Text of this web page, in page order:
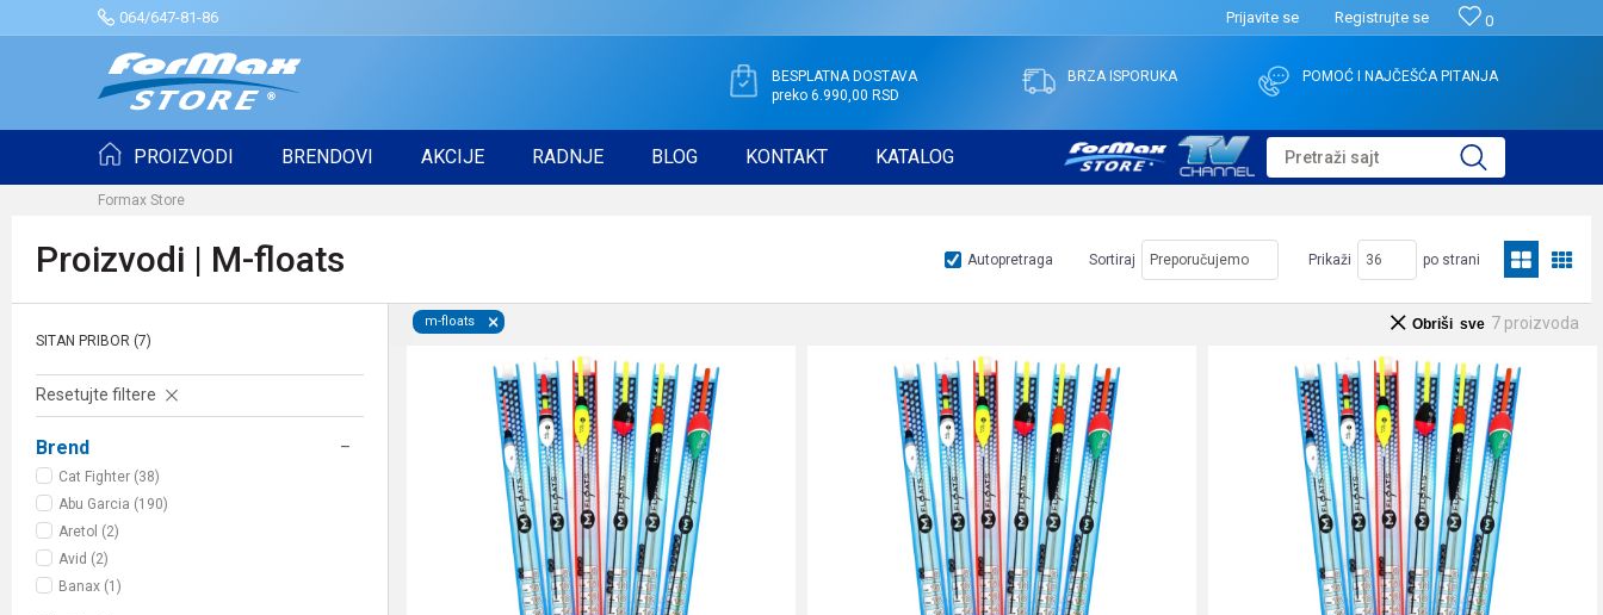
064/647-81-86 0
Prijavite se Registrujte se
BESPLATNA DOSTAVA
preko 6.990,00 RSD
BRZA ISPORUKA POMOĆ I NAJČEŠĆA PITANJA
PROIZVODI BRENDOVI AKCIJE RADNJE BLOG KONTAKT KATALOG Pretraži sajt
Formax Store
Proizvodi | M-floats Autopretraga Sortiraj Prikaži po strani
SITAN PRIBOR (7)
Resetujte filtere
Brend
Cat Fighter (38)
Abu Garcia (190)
Aretol (2)
Avid (2)
Banax (1)
m-floats 7 proizvoda
Obriši sve